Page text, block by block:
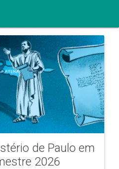
de Paulo em
2026